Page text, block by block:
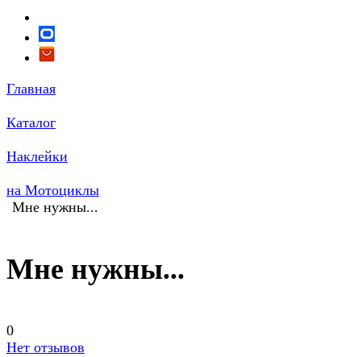
Главная
Каталог
Наклейки
на Мотоциклы
Мне нужны...
Мне нужны...
0
Нет отзывов